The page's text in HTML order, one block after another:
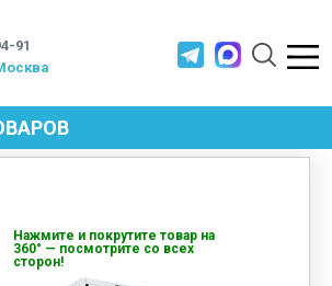
91
МЕБЕЛЬ
Нажмите и покрутите товар на
360° — посмотрите со всех
сторон!